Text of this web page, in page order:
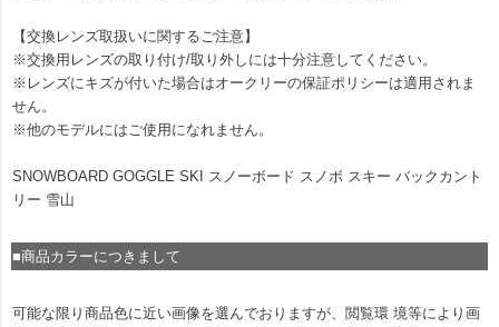
【交換レンズ取扱いに関するご注意】
※交換用レンズの取り付け/取り外しには十分注意してください。
※レンズにキズが付いた場合はオークリーの保証ポリシーは適用されま
せん。
※他のモデルにはご使用になれません。
SNOWBOARD GOGGLE SKI スノーボード スノボ スキー バックカント
リー 雪山
■商品カラーにつきまして
可能な限り商品色に近い画像を選んでおりますが、閲覧環 境等により画